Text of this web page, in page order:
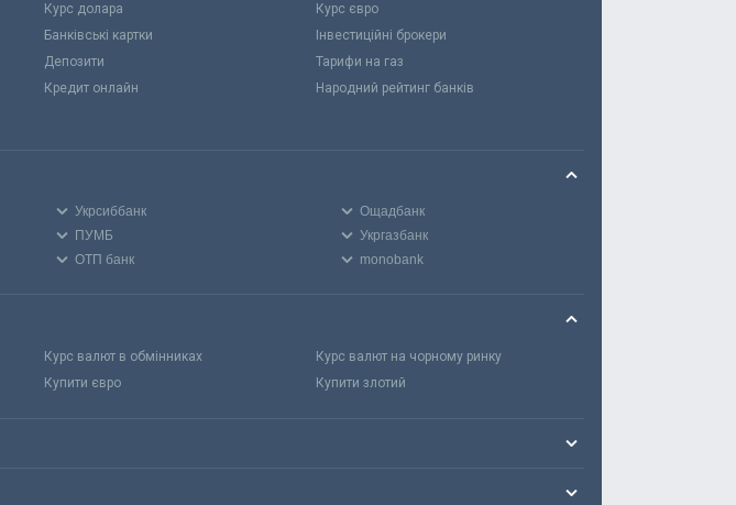
Курс долара
Курс євро
Банківські картки
Інвестиційні брокери
Депозити
Тарифи на газ
Кредит онлайн
Народний рейтинг банків
Укрсиббанк
Ощадбанк
ПУМБ
Укргазбанк
ОТП банк monobank
Курс валют в обмінниках
Курс валют на чорному ринку
Купити євро Купити злотий